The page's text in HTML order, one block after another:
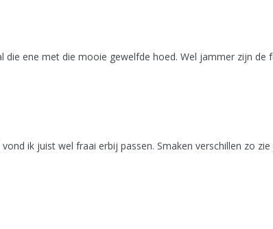
ene met die mooie gewelfde hoed. Wel jammer zijn de
ik juist wel fraai erbij passen. Smaken verschillen zo zie